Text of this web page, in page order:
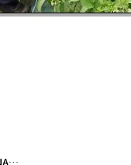
내고향 스페셜.E2906.260602.720p.WANNA.mp4